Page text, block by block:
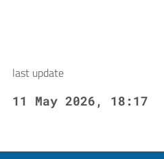
last update
11 May 2026, 18:17